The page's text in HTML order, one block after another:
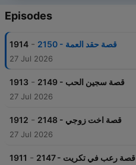
Episodes
1914 - 2150 - قصة حقد العمة
27 Jul 2026
1913 - 2149 - قصة سجين الحب
27 Jul 2026
1912 - 2148 - قصة اخت زوجي
27 Jul 2026
1911 - 2147 - قصة رعب في تكريت